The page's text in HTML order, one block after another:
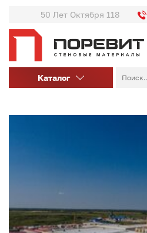
50 Лет Октября 118
Каталог